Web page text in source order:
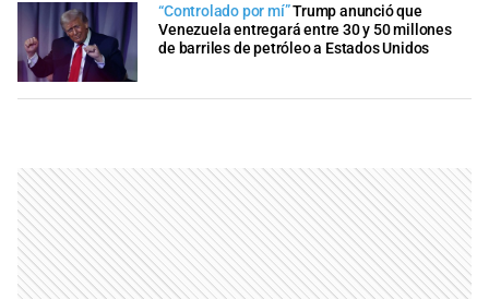
“Controlado por mí”Trump anunció que
Venezuela entregará entre 30 y 50 millones
de barriles de petróleo a Estados Unidos